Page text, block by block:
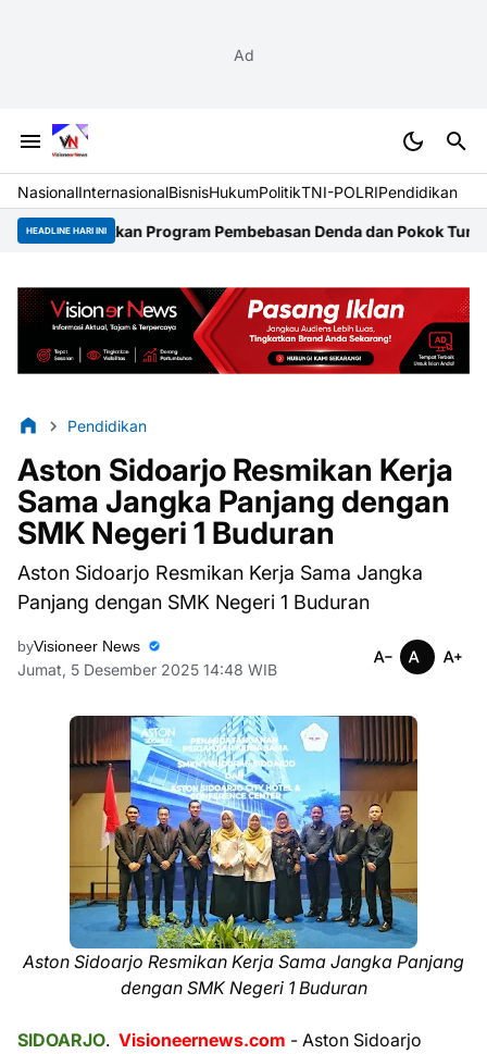
Ad
NasionalInternasionalBisnisHukumPolitikTNI-POLRIPendidikan
HEADLINE HARI INI
Program Pembebasan Denda dan Pokok Tunggakan PKB
Pendidikan
Aston Sidoarjo Resmikan Kerja
Sama Jangka Panjang dengan
SMK Negeri 1 Buduran
Aston Sidoarjo Resmikan Kerja Sama Jangka
Panjang dengan SMK Negeri 1 Buduran
byVisioneer News
Jumat, 5 Desember 2025 14:48 WIB
Aston Sidoarjo Resmikan Kerja Sama Jangka Panjang
dengan SMK Negeri 1 Buduran
SIDOARJO. Visioneernews.com - Aston Sidoarjo